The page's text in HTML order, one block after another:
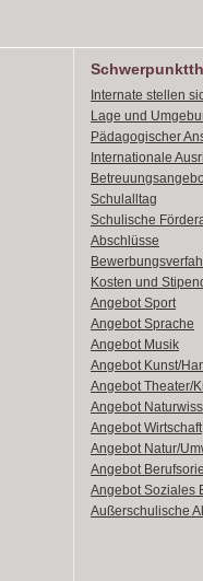
Internate stellen
Lage und
Pädagogischer
Internationale
Schulalltag
Schulische
Abschlüsse
Kosten und
Angebot Sport
Angebot Sprache
Angebot Musik
Angebot Kunst/
Angebot Theater/
Angebot
Angebot Wirtschaft
Angebot Natur/
Angebot
Angebot Soziales
Außerschulische